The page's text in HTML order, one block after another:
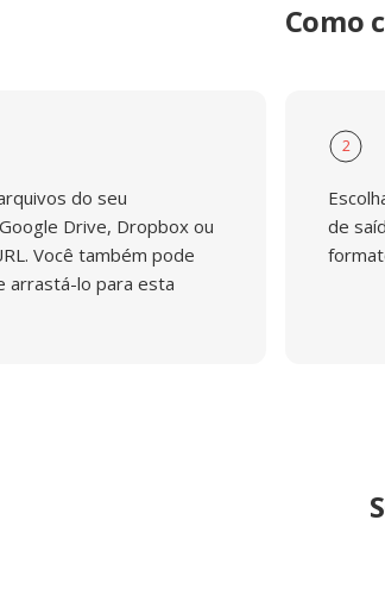
Como
do seu
Drive, Dropbox ou
Você também pode
arrastá-lo para esta
2
de